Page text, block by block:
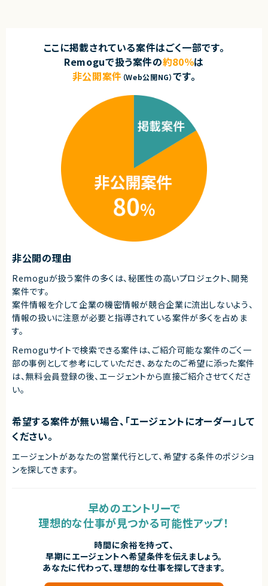
いして技術支援を行う組織です。
単に技術に精通しているだけではなく、事業を成長させ続けるために技術
を最大限に活用するといった技術投資の目線と、開発組織を牽引していくこ
とができるリーダーシップを持った、CTOやテックリード等の経験を持った仲
間を強く求めています。
あらゆる事業部や横断的な企画を推進する部門と連携しています。
新規開発の立ち上げや横断的にプロジェクトを見ることができるので、様々
なプロジェクトに関わることができます。
・CTOやVPoEと連携して開発組織および様々なプロダクトの課題解決
・全社横断のプロジェクトや新規事業の立ち上げを事業計画フェーズから支
・アーキテクチャレビューや技術的課題の解決といった事業部支援
・生産性向上とリスク軽減のためのモダン化をインフラ、アプリケーションの
・開発組織の課題解決、エンジニアの育成、採用支援
特定のプロダクトを持たない組織だからこそ俯瞰的に課題を見極め、全体
最適となる解決策を打っていくことが求められます。
テックリード室として全社を俯瞰して施策を考えるだけでなく、主担当となる
事業においては事業部の開発チームと共に事業に深くコミットしていただく
られる環境です。
○開発統括本部テックリード室
- 19名
アダルトコンテンツ有り
※あらかじめご理解の上、ご応募をお願いいたします
求めるスキル
【必須スキル】
・大規模システムにおける技術選定などの意志決定に関わった経験
・コンテナ、CI/CD、マイクロサービス等のモダンな技術の経験
・Next.js
・Go
・Github Actions
・MySQL
・Redis
・大規模サービスの開発に携わったことがある
・CTO、テックリードとして開発組織をリードしてきた経験
・Next.jsの実務経験
・Github Actions、CircleCIの実務経験
・MySQL（Spannerも含む）の実務経験
・GCP, AWSの実務経験
・フロントエンドのテストを書いたことがある
・コストを意識しながらコードを書くことができる
ここに掲載されている案件はごく一部です。
Remoguで扱う案件の約80％は
非公開案件 （Web公開NG）です。
非公開の理由
Remoguが扱う案件の多くは、秘匿性の高いプロジェクト、開発
案件です。
案件情報を介して企業の機密情報が競合企業に流出しないよう、
情報の扱いに注意が必要と指導されている案件が多くを占めま
す。
Remoguサイトで検索できる案件は、ご紹介可能な案件のごく一
部の事例として参考にしていただき、 あなたのご希望に添った案件
は、無料会員登録の後、エージェントから直接ご紹介させてくださ
い。
希望する案件が無い場合、「エージェントにオーダー」して
ください。
エージェントがあなたの営業代行として、希望する条件のポジショ
ンを探してきます。
早めのエントリーで
理想的な仕事が見つかる可能性アップ！
時間に余裕を持って、
早期にエージェントへ希望条件を伝えましょう。
あなたに代わって、理想的な仕事を探してきます。